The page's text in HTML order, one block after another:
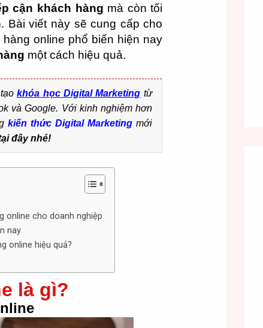
cận khách hàng mà còn tối
. Bài viết này sẽ cung cấp cho
online phổ biến hiện nay
một cách hiệu quả.
khóa học Digital Marketing từ
và Google. Với kinh nghiệm hơn
kiến thức DigitalMarketingmới
đây nhé!
online cho doanh nghiệp
nay
online hiệu quả?
là gì?